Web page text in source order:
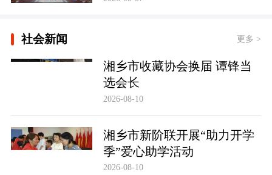
社会新闻 更多 >
湘乡市收藏协会换届 谭锋当
选会长
2026-08-10
湘乡市新阶联开展“助力开学
季”爱心助学活动
2026-08-10